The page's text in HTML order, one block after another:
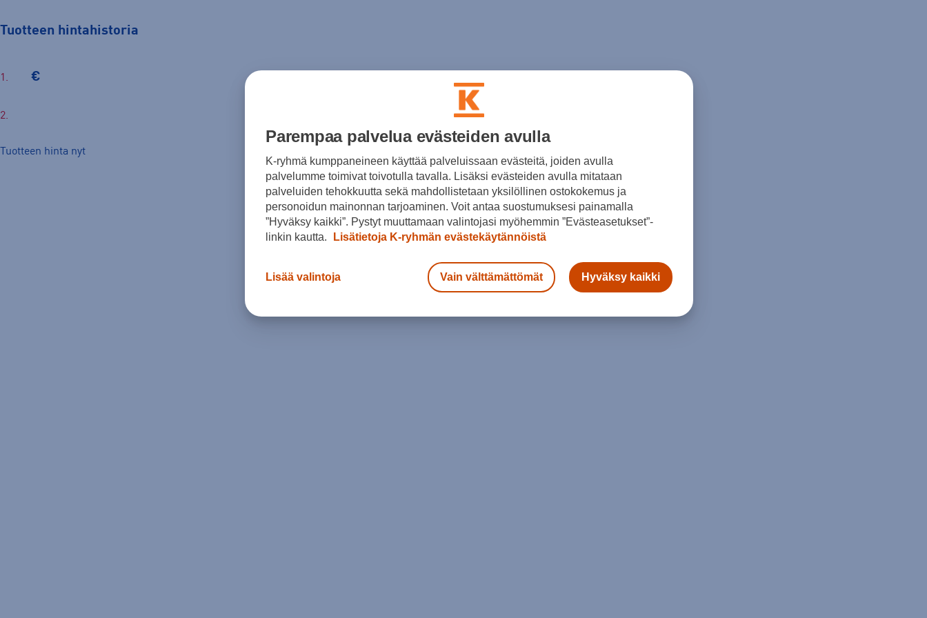
Tuotteen hintahistoria
€
Tuotteen hinta nyt
Parempaa palvelua evästeiden avulla
K-ryhmä kumppaneineen käyttää palveluissaan evästeitä, joiden avulla
palvelumme toimivat toivotulla tavalla. Lisäksi evästeiden avulla mitataan
palveluiden tehokkuutta sekä mahdollistetaan yksilöllinen ostokokemus ja
personoidun mainonnan tarjoaminen. Voit antaa suostumuksesi painamalla
”Hyväksy kaikki”. Pystyt muuttamaan valintojasi myöhemmin ”Evästeasetukset”-
linkin kautta.
Lisätietoja K-ryhmän evästekäytännöistä
Lisää valintoja Vain välttämättömät Hyväksy kaikki